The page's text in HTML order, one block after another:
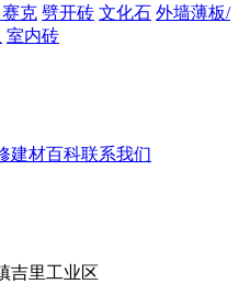
克 劈开砖 文化石 外墙薄板/
室内砖
建材百科联系我们
吉里工业区